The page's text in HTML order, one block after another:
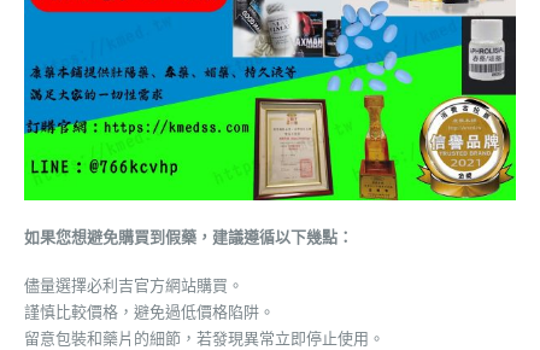
如果您想避免購買到假藥，建議遵循以下幾點：
儘量選擇必利吉官方網站購買。
謹慎比較價格，避免過低價格陷阱。
留意包裝和藥片的細節，若發現異常立即停止使用。